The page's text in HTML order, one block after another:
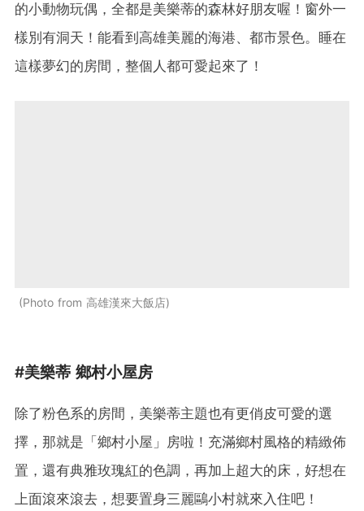
的小動物玩偶，全都是美樂蒂的森林好朋友喔！窗外一
樣別有洞天！能看到高雄美麗的海港、都市景色。睡在
這樣夢幻的房間，整個人都可愛起來了！
Photo from 高雄漢來大飯店
#美樂蒂 鄉村小屋房
除了粉色系的房間，美樂蒂主題也有更俏皮可愛的選
擇，那就是「鄉村小屋」房啦！充滿鄉村風格的精緻佈
置，還有典雅玫瑰紅的色調，再加上超大的床，好想在
上面滾來滾去，想要置身三麗鷗小村就來入住吧！